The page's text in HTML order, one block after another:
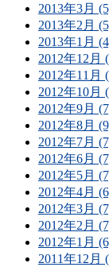
2013年3月
2013年2月
2013年1月
2012年12月
2012年11月
2012年10月
2012年9月
2012年8月
2012年7月
2012年6月
2012年5月
2012年4月
2012年3月
2012年2月
2012年1月
2011年12月